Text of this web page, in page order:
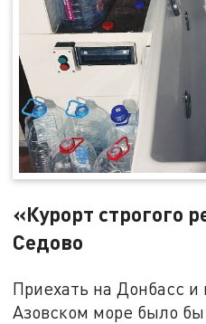
«Курорт строгого
Седово
Приехать на Донбасс и
Азовском море было